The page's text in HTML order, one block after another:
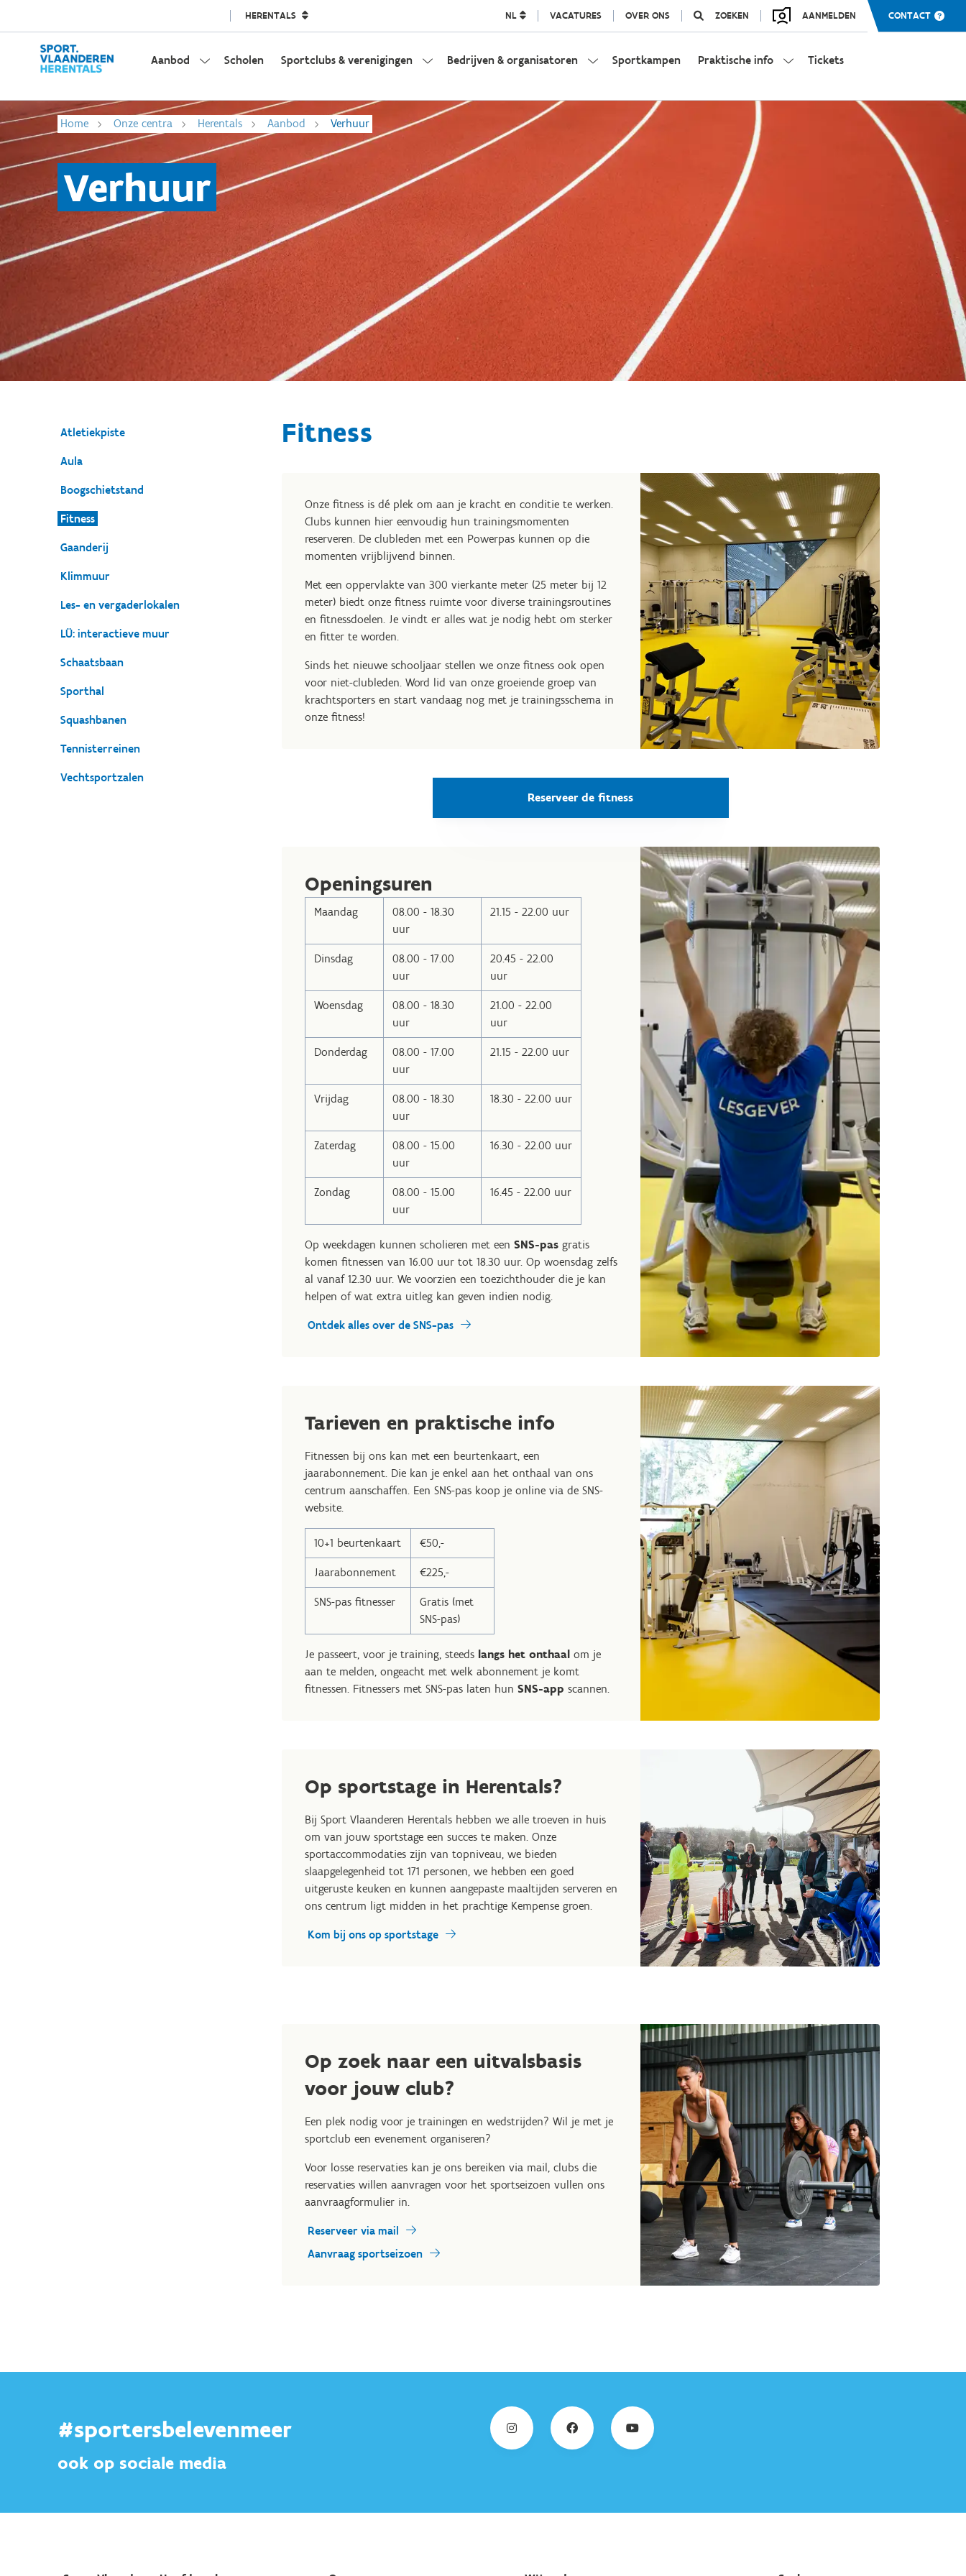
HERENTALS NL VACATURES OVER ONS ZOEKEN AANMELDEN CONTACT
Aanbod Scholen Sportclubs & verenigingen Bedrijven & organisatoren Sportkampen Praktische info Tickets
Home Onze centra Herentals Aanbod Verhuur
Verhuur
Atletiekpiste
Aula
Boogschietstand
Fitness
Gaanderij
Klimmuur
Les- en vergaderlokalen
LÜ: interactieve muur
Schaatsbaan
Sporthal
Squashbanen
Tennisterreinen
Vechtsportzalen
Fitness
Onze fitness is dé plek om aan je kracht en conditie te werken.
Clubs kunnen hier eenvoudig hun trainingsmomenten
reserveren. De clubleden met een Powerpas kunnen op die
momenten vrijblijvend binnen.
Met een oppervlakte van 300 vierkante meter (25 meter bij 12
meter) biedt onze fitness ruimte voor diverse trainingsroutines
en fitnessdoelen. Je vindt er alles wat je nodig hebt om sterker
en fitter te worden.
Sinds het nieuwe schooljaar stellen we onze fitness ook open
voor niet-clubleden. Word lid van onze groeiende groep van
krachtsporters en start vandaag nog met je trainingsschema in
onze fitness!
Reserveer de fitness
Openingsuren
Maandag
08.00 - 18.30
uur
21.15 - 22.00 uur
Dinsdag
08.00 - 17.00
uur
20.45 - 22.00
uur
Woensdag
08.00 - 18.30
uur
21.00 - 22.00
uur
Donderdag
08.00 - 17.00
uur
21.15 - 22.00 uur
Vrijdag
08.00 - 18.30
uur
18.30 - 22.00 uur
Zaterdag
08.00 - 15.00
uur
16.30 - 22.00 uur
Zondag
08.00 - 15.00
uur
16.45 - 22.00 uur
Op weekdagen kunnen scholieren met een SNS-pas gratis
komen fitnessen van 16.00 uur tot 18.30 uur. Op woensdag zelfs
al vanaf 12.30 uur. We voorzien een toezichthouder die je kan
helpen of wat extra uitleg kan geven indien nodig.
Ontdek alles over de SNS-pas
Tarieven en praktische info
Fitnessen bij ons kan met een beurtenkaart, een
jaarabonnement. Die kan je enkel aan het onthaal van ons
centrum aanschaffen. Een SNS-pas koop je online via de SNS-
website.
10+1 beurtenkaart €50,-
Jaarabonnement €225,-
SNS-pas fitnesser
Gratis (met
SNS-pas)
Je passeert, voor je training, steeds langs het onthaal om je
aan te melden, ongeacht met welk abonnement je komt
fitnessen. Fitnessers met SNS-pas laten hun SNS-app scannen.
Op sportstage in Herentals?
Bij Sport Vlaanderen Herentals hebben we alle troeven in huis
om van jouw sportstage een succes te maken. Onze
sportaccommodaties zijn van topniveau, we bieden
slaapgelegenheid tot 171 personen, we hebben een goed
uitgeruste keuken en kunnen aangepaste maaltijden serveren en
ons centrum ligt midden in het prachtige Kempense groen.
Kom bij ons op sportstage
Op zoek naar een uitvalsbasis
voor jouw club?
Een plek nodig voor je trainingen en wedstrijden? Wil je met je
sportclub een evenement organiseren?
Voor losse reservaties kan je ons bereiken via mail, clubs die
reservaties willen aanvragen voor het sportseizoen vullen ons
aanvraagformulier in.
Reserveer via mail
Aanvraag sportseizoen
#sportersbelevenmeer
ook op sociale media